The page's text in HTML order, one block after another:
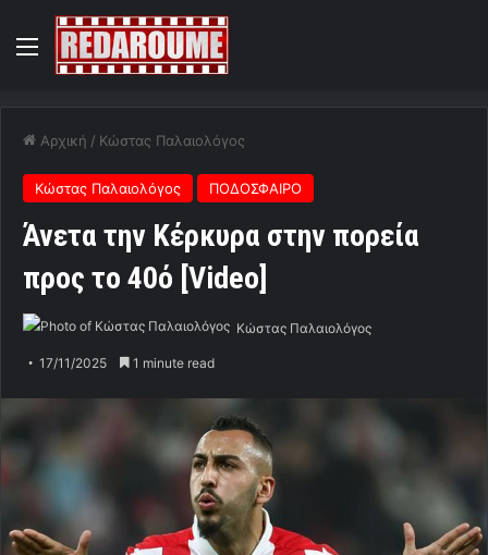
Menu
Αρχική / Κώστας Παλαιολόγος
Κώστας Παλαιολόγος ΠΟΔΟΣΦΑΙΡΟ
Άνετα την Κέρκυρα στην πορεία
προς το 40ό [Video]
Κώστας Παλαιολόγος
17/11/2025 1 minute read